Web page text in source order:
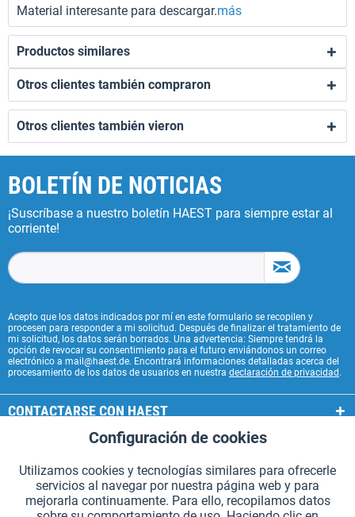
Material interesante para descargar.más
Productos similares
Otros clientes también compraron
Otros clientes también vieron
BOLETÍN DE NOTICIAS
¡Suscríbase a nuestro boletín HAEST para siempre estar al
corriente!
Acepto que los datos indicados por mí en este formulario se recopilen y
procesen para responder a mi solicitud. Después de finalizar el tratamiento de
mi solicitud, los datos serán borrados. Una advertencia: Siempre tendrá la
opción de revocar su consentimiento para el futuro enviándonos un correo
electrónico a mail@haest.de. Encontrará informaciones detalladas acerca del
procesamiento de los datos de usuarios en nuestra declaración de privacidad .
CONTACTARSE CON HAEST
SERVICIOS HAEST
INFORMACIÓN GENERAL
MODOS DE PAGO
Funcionales Aktiv
Seguimiento Aktiv
Configuración de cookies
Utilizamos cookies y tecnologías similares para ofrecerle
servicios al navegar por nuestra página web y para
mejorarla continuamente. Para ello, recopilamos datos